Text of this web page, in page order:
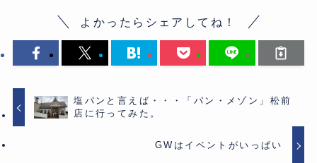
よかったらシェアしてね！
塩パンと言えば・・・「パン・メゾン」松前
店に行ってみた。
GWはイベントがいっぱい